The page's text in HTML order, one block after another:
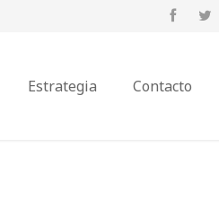
Estrategia Contacto